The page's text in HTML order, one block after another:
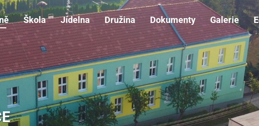
Škola Jídelna Družina Dokumenty Galerie